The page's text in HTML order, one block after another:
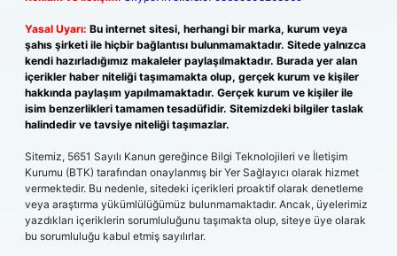
Yasal Uyarı: Bu internet sitesi, herhangi bir marka, kurum veya
şahıs şirketi ile hiçbir bağlantısı bulunmamaktadır. Sitede yalnızca
kendi hazırladığımız makaleler paylaşılmaktadır. Burada yer alan
içerikler haber niteliği taşımamakta olup, gerçek kurum ve kişiler
hakkında paylaşım yapılmamaktadır. Gerçek kurum ve kişiler ile
isim benzerlikleri tamamen tesadüfidir. Sitemizdeki bilgiler taslak
halindedir ve tavsiye niteliği taşımazlar.
Sitemiz, 5651 Sayılı Kanun gereğince Bilgi Teknolojileri ve İletişim
Kurumu (BTK) tarafından onaylanmış bir Yer Sağlayıcı olarak hizmet
vermektedir. Bu nedenle, sitedeki içerikleri proaktif olarak denetleme
veya araştırma yükümlülüğümüz bulunmamaktadır. Ancak, üyelerimiz
yazdıkları içeriklerin sorumluluğunu taşımakta olup, siteye üye olarak
bu sorumluluğu kabul etmiş sayılırlar.